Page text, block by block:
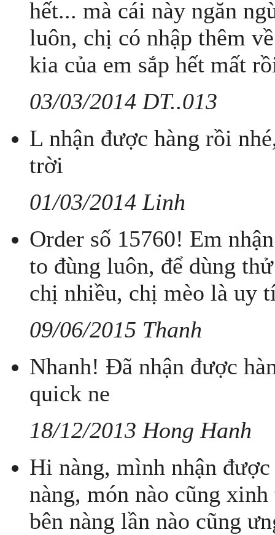
hết... mà cái này ngăn
luôn, chị có nhập thêm
kia của em sắp hết mất
03/03/2014 DT..013
L nhận được hàng rồi
trời
01/03/2014 Linh
Order số 15760! Em
to đùng luôn, để dùng
chị nhiều, chị mèo là uy
09/06/2015 Thanh
Nhanh! Đã nhận được
quick ne
18/12/2013 Hong Hanh
Hi nàng, mình nhận
nàng, món nào cũng
bên nàng lần nào cũng